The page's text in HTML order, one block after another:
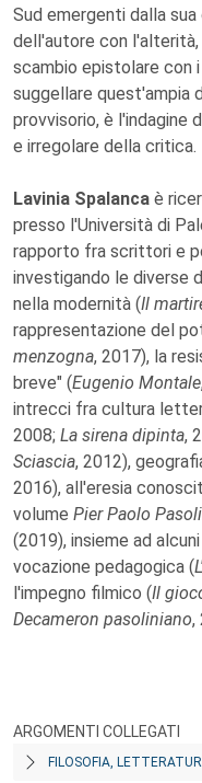
Sud emergenti dalla
dell'autore con
scambio epistolare con
suggellare quest'ampia
provvisorio, è l'indagine
e irregolare della critica.
Lavinia Spalanca è
presso l'Università di
rapporto fra scrittori e
investigando le diverse
nella modernità (Il
rappresentazione del
menzogna, 2017), la
breve" (Eugenio Montale
intrecci fra cultura
2008; La sirena dipinta,
Sciascia, 2012),
2016), all'eresia
volume Pier Paolo
(2019), insieme ad
vocazione pedagogica (
l'impegno filmico (Il
Decameron pasoliniano,
ARGOMENTI COLLEGATI
FILOSOFIA,